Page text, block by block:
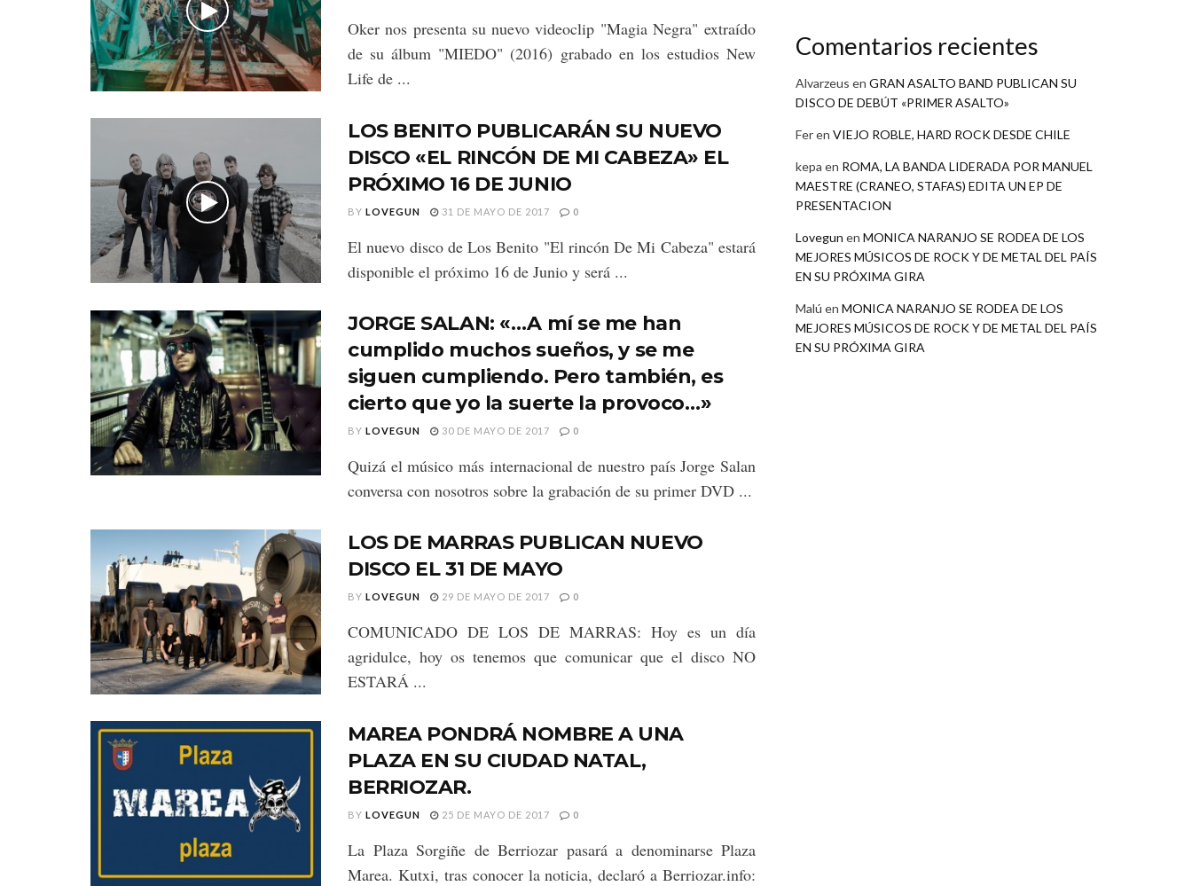
Oker nos presenta su nuevo videoclip "Magia Negra" extraído
de su álbum "MIEDO" (2016) grabado en los estudios New
Life de ...
LOS BENITO PUBLICARÁN SU NUEVO
DISCO «EL RINCÓN DE MI CABEZA» EL
PRÓXIMO 16 DE JUNIO
BY LOVEGUN 31 DE MAYO DE 2017 0
El nuevo disco de Los Benito "El rincón De Mi Cabeza" estará
disponible el próximo 16 de Junio y será ...
JORGE SALAN: «…A mí se me han
cumplido muchos sueños, y se me
siguen cumpliendo. Pero también, es
cierto que yo la suerte la provoco…»
BY LOVEGUN 30 DE MAYO DE 2017 0
Quizá el músico más internacional de nuestro país Jorge Salan
conversa con nosotros sobre la grabación de su primer DVD ...
LOS DE MARRAS PUBLICAN NUEVO
DISCO EL 31 DE MAYO
BY LOVEGUN 29 DE MAYO DE 2017 0
COMUNICADO DE LOS DE MARRAS: Hoy es un día
agridulce, hoy os tenemos que comunicar que el disco NO
ESTARÁ ...
MAREA PONDRÁ NOMBRE A UNA
PLAZA EN SU CIUDAD NATAL,
BERRIOZAR.
BY LOVEGUN 25 DE MAYO DE 2017 0
La Plaza Sorgiñe de Berriozar pasará a denominarse Plaza
Marea. Kutxi, tras conocer la noticia, declaró a Berriozar.info:
Comentarios recientes
Alvarzeus en GRAN ASALTO BAND PUBLICAN SU
DISCO DE DEBÚT «PRIMER ASALTO»
Feren VIEJO ROBLE, HARD ROCK DESDE CHILE
kepa en ROMA, LA BANDA LIDERADA POR MANUEL
MAESTRE (CRANEO, STAFAS) EDITA UN EP DE
PRESENTACION
Lovegun en MONICA NARANJO SE RODEA DE LOS
MEJORES MÚSICOS DE ROCK Y DE METAL DEL PAÍS
EN SU PRÓXIMA GIRA
Malú en MONICA NARANJO SE RODEA DE LOS
MEJORES MÚSICOS DE ROCK Y DE METAL DEL PAÍS
EN SU PRÓXIMA GIRA